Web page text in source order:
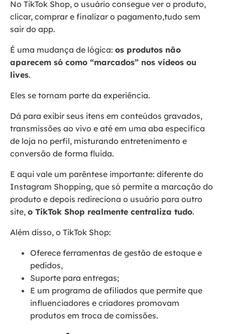
No TikTok Shop, o usuário consegue ver o produto,
clicar, comprar e finalizar o pagamento,tudo sem
sair do app.
É uma mudança de lógica: os produtos não
aparecem só como “marcados” nos vídeos ou
lives.
Eles se tornam parte da experiência.
Dá para exibir seus itens em conteúdos gravados,
transmissões ao vivo e até em uma aba específica
de loja no perfil, misturando entretenimento e
conversão de forma fluida.
E aqui vale um parêntese importante: diferente do
Instagram Shopping, que só permite a marcação do
produto e depois redireciona o usuário para outro
site, o TikTok Shop realmente centraliza tudo.
Além disso, o TikTok Shop:
Oferece ferramentas de gestão de estoque e
pedidos,
Suporte para entregas;
E um programa de afiliados que permite que
influenciadores e criadores promovam
produtos em troca de comissões.